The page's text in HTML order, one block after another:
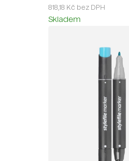
818,18 Kč bez DPH
Skladem